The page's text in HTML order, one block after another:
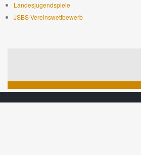
Landesjugendspiele
JSBS-Vereinswettbewerb